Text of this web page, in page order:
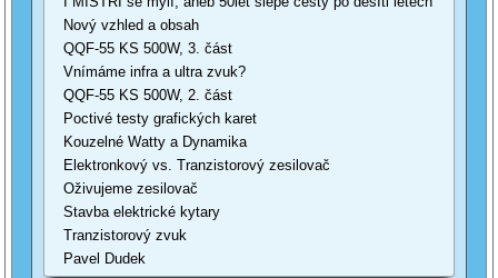
Nový vzhled a obsah
QQF-55 KS 500W, 3. část
Vnímáme infra a ultra zvuk?
QQF-55 KS 500W, 2. část
Poctivé testy grafických karet
Kouzelné Watty a Dynamika
Elektronkový vs. Tranzistorový zesilovač
Oživujeme zesilovač
Stavba elektrické kytary
Tranzistorový zvuk
Pavel Dudek